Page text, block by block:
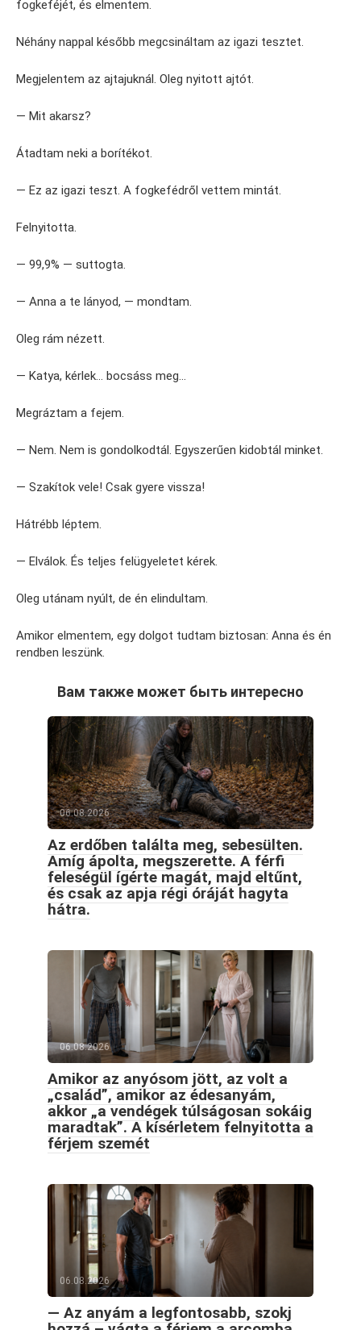
fogkeféjét, és elmentem.
Néhány nappal később megcsináltam az igazi tesztet.
Megjelentem az ajtajuknál. Oleg nyitott ajtót.
— Mit akarsz?
Átadtam neki a borítékot.
— Ez az igazi teszt. A fogkefédről vettem mintát.
Felnyitotta.
— 99,9% — suttogta.
— Anna a te lányod, — mondtam.
Oleg rám nézett.
— Katya, kérlek… bocsáss meg…
Megráztam a fejem.
— Nem. Nem is gondolkodtál. Egyszerűen kidobtál minket.
— Szakítok vele! Csak gyere vissza!
Hátrébb léptem.
— Elválok. És teljes felügyeletet kérek.
Oleg utánam nyúlt, de én elindultam.
Amikor elmentem, egy dolgot tudtam biztosan: Anna és én
rendben leszünk.
Вам также может быть интересно
06.08.2026
Az erdőben találta meg, sebesülten.
Amíg ápolta, megszerette. A férfi
feleségül ígérte magát, majd eltűnt,
és csak az apja régi óráját hagyta
hátra.
06.08.2026
Amikor az anyósom jött, az volt a
„család”, amikor az édesanyám,
akkor „a vendégek túlságosan sokáig
maradtak”. A kísérletem felnyitotta a
férjem szemét
06.08.2026
— Az anyám a legfontosabb, szokj